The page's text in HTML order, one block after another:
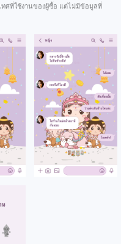
ศที่ใช้งานของผู้ซื้อ แต่ไม่มีข้อมูลที่